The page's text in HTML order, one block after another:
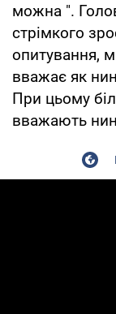
можна ".
стрімкого
опитування,
вважає як
При цьому
вважають